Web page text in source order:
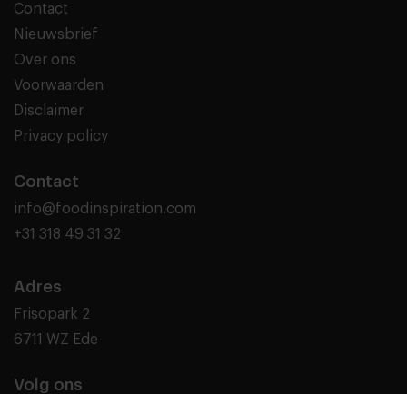
Contact
Nieuwsbrief
Over ons
Voorwaarden
Disclaimer
Privacy policy
Contact
info@foodinspiration.com
+31 318 49 31 32
Adres
Frisopark 2
6711 WZ Ede
Volg ons